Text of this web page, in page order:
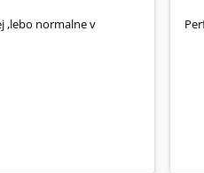
,lebo normalne v